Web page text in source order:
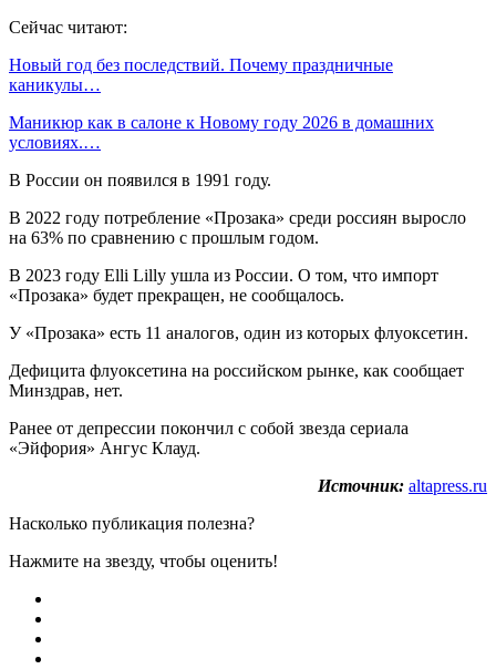
Сейчас читают:
Новый год без последствий. Почему праздничные
каникулы…
Маникюр как в салоне к Новому году 2026 в домашних
условиях.…
В России он появился в 1991 году.
В 2022 году потребление «Прозака» среди россиян выросло
на 63% по сравнению с прошлым годом.
В 2023 году Elli Lilly ушла из России. О том, что импорт
«Прозака» будет прекращен, не сообщалось.
У «Прозака» есть 11 аналогов, один из которых флуоксетин.
Дефицита флуоксетина на российском рынке, как сообщает
Минздрав, нет.
Ранее от депрессии покончил с собой звезда сериала
«Эйфория» Ангус Клауд.
Источник: altapress.ru
Насколько публикация полезна?
Нажмите на звезду, чтобы оценить!